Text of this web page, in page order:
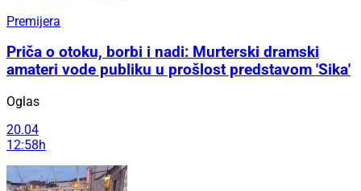
Premijera
Priča o otoku, borbi i nadi: Murterski dramski
amateri vode publiku u prošlost predstavom 'Sika'
Oglas
20.04
12:58h